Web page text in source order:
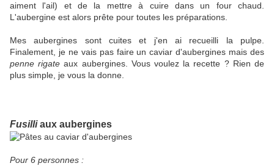
aiment l'ail) et de la mettre à cuire dans un four chaud.
L'aubergine est alors prête pour toutes les préparations.
Mes aubergines sont cuites et j'en ai recueilli la pulpe.
Finalement, je ne vais pas faire un caviar d'aubergines mais des
penne rigate aux aubergines. Vous voulez la recette ? Rien de
plus simple, je vous la donne.
Fusilliaux aubergines
Pour 6 personnes :